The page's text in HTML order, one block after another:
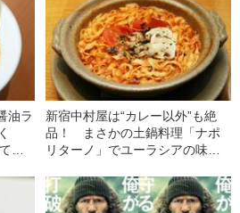
油ラ
み
新宿中村屋は“カレー以外”も絶
品！ まさかの土鍋料理「ナポ
リターノ」でユーラシアの味覚